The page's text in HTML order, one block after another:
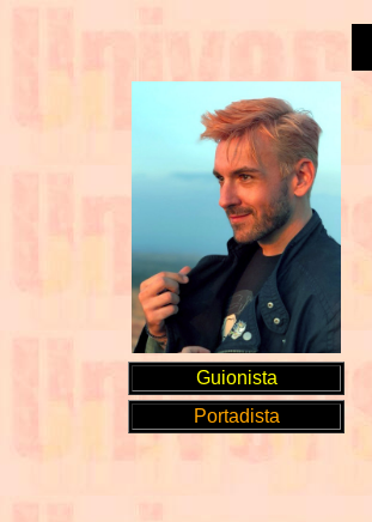
Guionista
Portadista